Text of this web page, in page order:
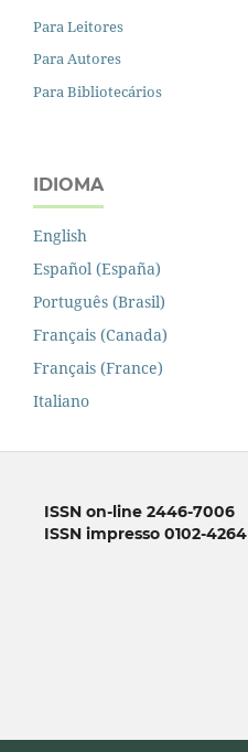
Para Leitores
Para Autores
Para Bibliotecários
IDIOMA
English
Español (España)
Português (Brasil)
Français (Canada)
Français (France)
Italiano
ISSN on-line 2446-7006
ISSN impresso 0102-4264